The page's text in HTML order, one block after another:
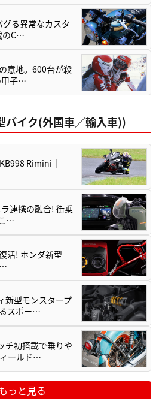
る異常なカスタ
のC…
意地。600台が殺
甲子…
バイク(外国車／輸入車))
Rimini｜
連携の融合! 街乗
…
活! ホンダ新型
…
新型モンスタープ
スポー…
チ初搭載で乗りや
ールド…
っと見る